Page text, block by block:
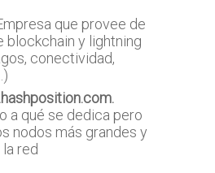
que provee de
blockchain y lightning
conectividad,
a qué se dedica pero
nodos más grandes y
red